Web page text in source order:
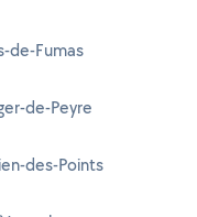
de-Fumas
de-Peyre
des-Points